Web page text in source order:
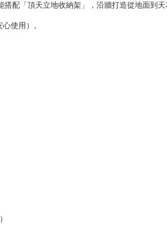
搭配「頂天立地收納架」，沿牆打造從地面到天
使用）。